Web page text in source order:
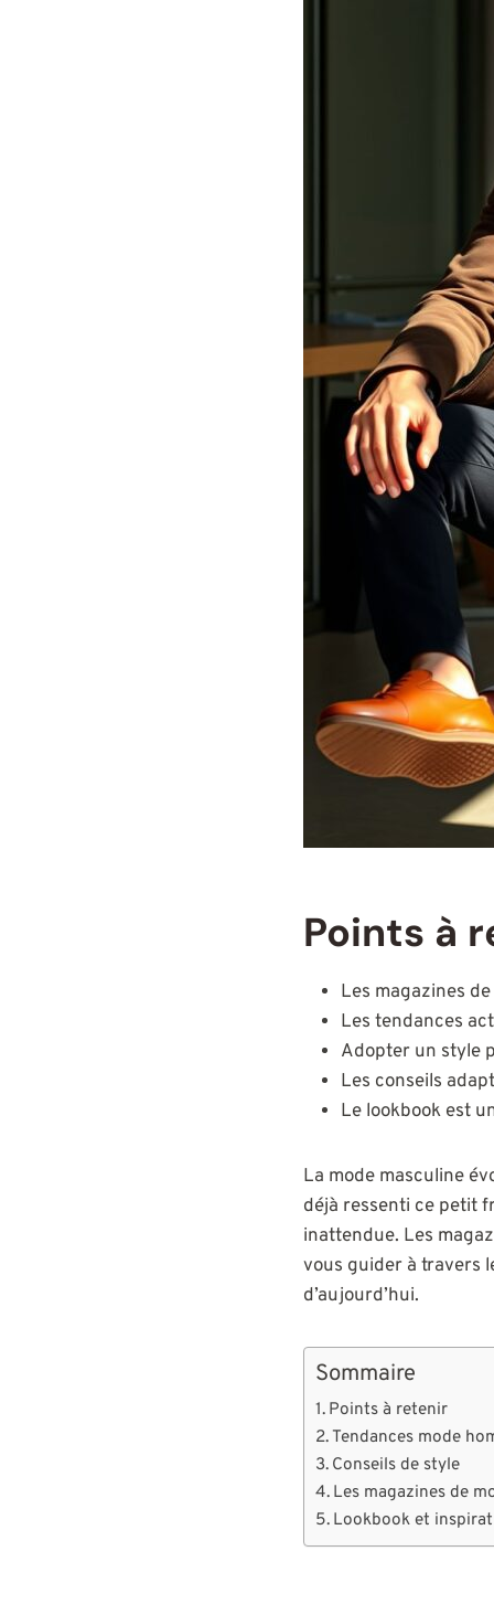
Points à
Les magazines
Les tendances
Adopter un style
Les conseils
Le lookbook est
La mode masculine
déjà ressenti ce petit
inattendue. Les
vous guider à travers
d’aujourd’hui.
Sommaire
Points à retenir
Tendances mode
Conseils de style
Les magazines de
Lookbook et